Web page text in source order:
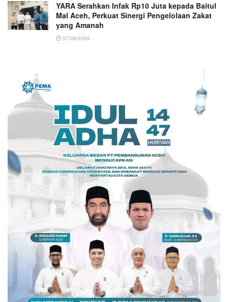
YARA Serahkan Infak Rp10 Juta kepada Baitul
Mal Aceh, Perkuat Sinergi Pengelolaan Zakat
yang Amanah ‎
07/08/2026